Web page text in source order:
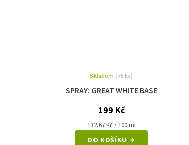
SPRAY: GREAT WHITE BASE
Skladem (>5 ks)
199 Kč
Měrná
cena:
132,67 Kč / 100 ml
DO KOŠÍKU